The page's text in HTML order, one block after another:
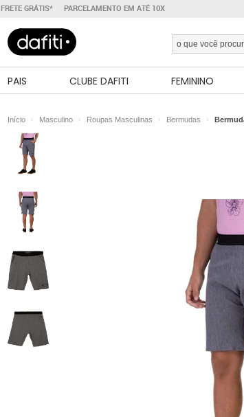
FRETE GRÁTIS* PARCELAMENTO EM ATÉ 10X
PAIS CLUBE DAFITI FEMININO
Início Masculino Roupas Masculinas Bermudas